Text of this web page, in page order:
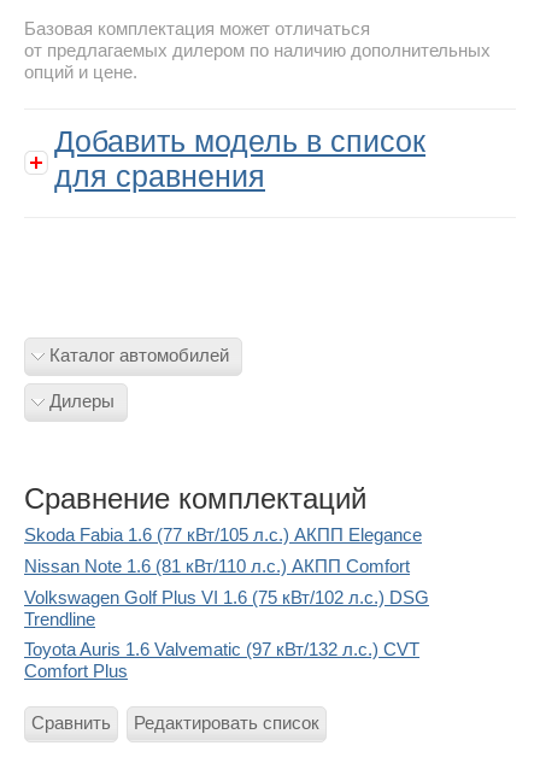
Базовая комплектация может отличаться
от предлагаемых дилером по наличию дополнительных
опций и цене.
Добавить модель в список
для сравнения
Каталог автомобилей
Дилеры
Сравнение комплектаций
Skoda Fabia 1.6 (77 кВт/105 л.с.) АКПП Elegance
Nissan Note 1.6 (81 кВт/110 л.с.) АКПП Comfort
Volkswagen Golf Plus VI 1.6 (75 кВт/102 л.с.) DSG
Trendline
Toyota Auris 1.6 Valvematic (97 кВт/132 л.с.) CVT
Comfort Plus
Сравнить Редактировать список